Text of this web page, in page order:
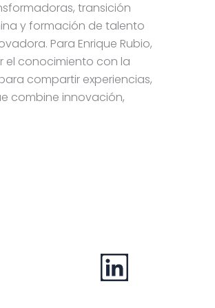
transición
y formación de talento
Para Enrique Rubio,
el conocimiento con la
compartir experiencias,
combine innovación,